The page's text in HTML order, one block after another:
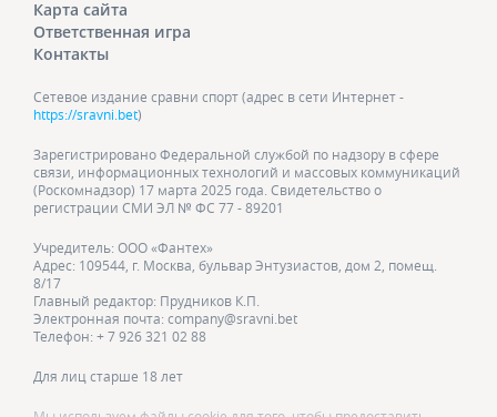
Карта сайта
Ответственная игра
Контакты
Сетевое издание сравни спорт (адрес в сети Интернет -
https://sravni.bet)
Зарегистрировано Федеральной службой по надзору в сфере
связи, информационных технологий и массовых коммуникаций
(Роскомнадзор) 17 марта 2025 года. Свидетельство о
регистрации СМИ ЭЛ № ФС 77 - 89201
Учредитель: ООО «Фантех»
Адрес: 109544, г. Москва, бульвар Энтузиастов, дом 2, помещ.
8/17
Главный редактор: Прудников К.П.
Электронная почта: company@sravni.bet
Телефон: + 7 926 321 02 88
Для лиц старше 18 лет